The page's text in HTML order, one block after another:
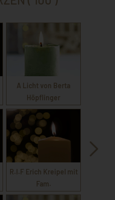
A Licht von Berta
Höpflinger
R.I.F Erich Kreipel mit
Fam.